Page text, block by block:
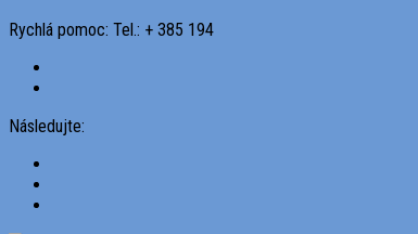
Rychlá pomoc: Tel.: + 385 194
Následujte: